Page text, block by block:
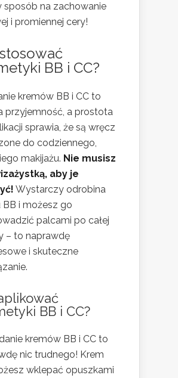
sposób na zachowanie
i promiennej cery!
BB i CC?
kremów BB i CC to
przyjemność, a prostota
sprawia, że są wręcz
do codziennego,
makijażu. Nie musisz
aby je
Wystarczy odrobina
BB i możesz go
palcami po całej
– to naprawdę
i skuteczne
BB i CC?
kremów BB i CC to
nic trudnego! Krem
wklepać opuszkami